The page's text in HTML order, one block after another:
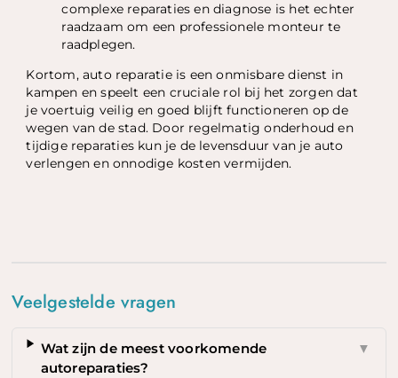
complexe reparaties en diagnose is het echter
raadzaam om een ​​professionele monteur te
raadplegen.
Kortom, auto reparatie is een onmisbare dienst in
kampen en speelt een cruciale rol bij het zorgen dat
je voertuig veilig en goed blijft functioneren op de
wegen van de stad. Door regelmatig onderhoud en
tijdige reparaties kun je de levensduur van je auto
verlengen en onnodige kosten vermijden.
Veelgestelde vragen
Wat zijn de meest voorkomende
autoreparaties?
▼